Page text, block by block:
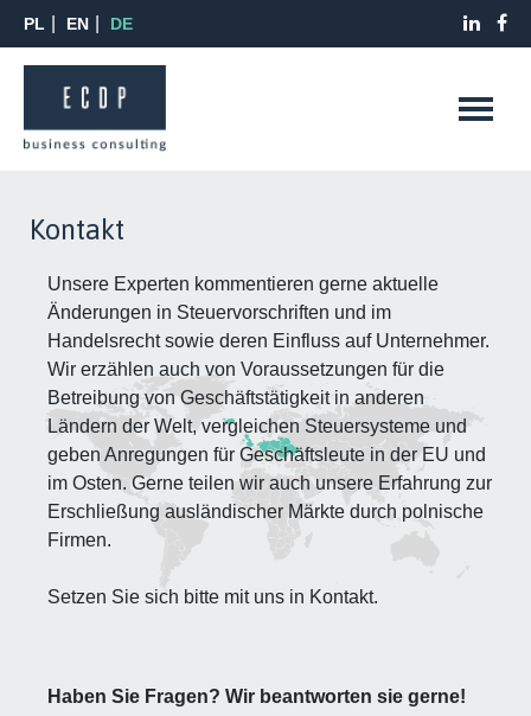
PL EN DE
Kontakt
Unsere Experten kommentieren gerne aktuelle
Änderungen in Steuervorschriften und im
Handelsrecht sowie deren Einfluss auf Unternehmer.
Wir erzählen auch von Voraussetzungen für die
Betreibung von Geschäftstätigkeit in anderen
Ländern der Welt, vergleichen Steuersysteme und
geben Anregungen für Geschäftsleute in der EU und
im Osten. Gerne teilen wir auch unsere Erfahrung zur
Erschließung ausländischer Märkte durch polnische
Firmen.
Setzen Sie sich bitte mit uns in Kontakt.
Haben Sie Fragen? Wir beantworten sie gerne!